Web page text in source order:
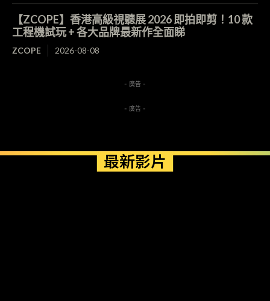
【ZCOPE】香港高級視聽展 2026 即拍即剪！10 款
工程機試玩 + 各大品牌最新作全面睇
ZCOPE 2026-08-08
- 廣告 -
- 廣告 -
最新影片